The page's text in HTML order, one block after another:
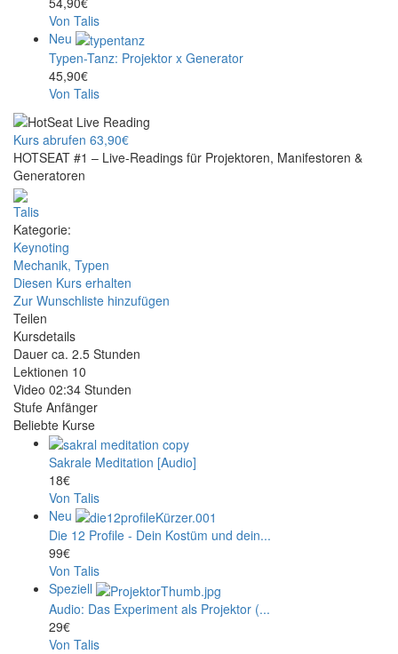
Von Talis
Neu
Typen-Tanz: Projektor x Generator
45,90€
Von Talis
Kurs abrufen 63,90€
HOTSEAT #1 – Live-Readings für Projektoren, Manifestoren &
Generatoren
Talis
Kategorie:
Keynoting
Mechanik, Typen
Diesen Kurs erhalten
Zur Wunschliste hinzufügen
Teilen
Kursdetails
Dauer ca. 2.5 Stunden
Lektionen 10
Video 02:34 Stunden
Stufe Anfänger
Beliebte Kurse
Sakrale Meditation [Audio]
18€
Von Talis
Neu
Die 12 Profile - Dein Kostüm und dein...
99€
Von Talis
Speziell
Audio: Das Experiment als Projektor (...
29€
Von Talis